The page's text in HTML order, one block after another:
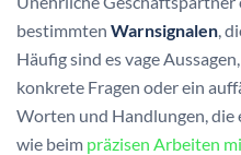
bestimmten Warnsignalen,
Häufig sind es vage
konkrete Fragen oder ein
Worten und Handlungen, die
wie beim präzisen Arbeiten